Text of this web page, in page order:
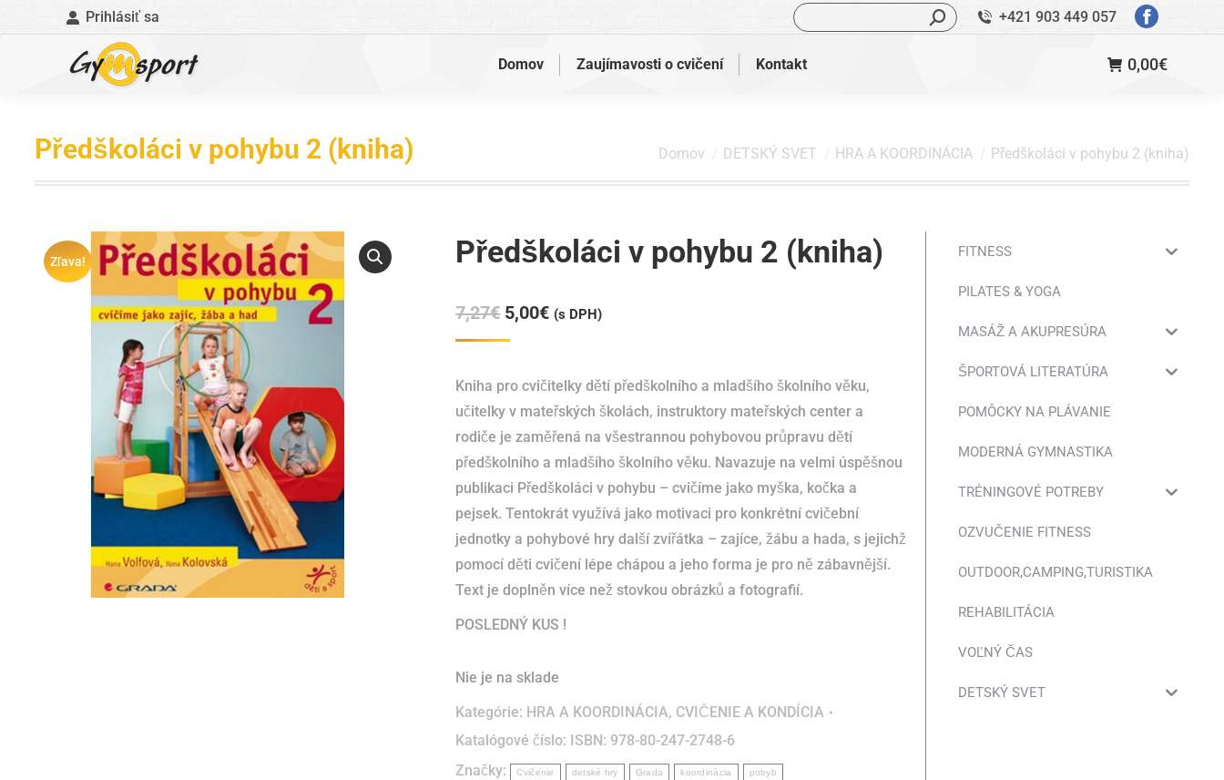
Prihlásiť sa Vyhľadávanie: +421 903 449 057
otvorí
okne
Domov Zaujímavosti o cvičení Kontakt 0,00€
Předškoláci v pohybu 2 (kniha) Nachádzate sa tu:
Domov DETSKÝ SVET HRA A KOORDINÁCIA Předškoláci v pohybu 2 (kniha)
Zľava! Předškoláci v pohybu 2 (kniha)
7,27€ Pôvodná
cena
7,27€.
5,00€Aktuálna
5,00€.
(s DPH)
Kniha pro cvičitelky dětí předškolního a mladšího školního věku,
učitelky v mateřských školách, instruktory mateřských center a
rodiče je zaměřená na všestrannou pohybovou průpravu dětí
předškolního a mladšího školního věku. Navazuje na velmi úspěšnou
publikaci Předškoláci v pohybu – cvičíme jako myška, kočka a
pejsek. Tentokrát využívá jako motivaci pro konkrétní cvičební
jednotky a pohybové hry další zvířátka – zajíce, žábu a hada, s jejichž
pomocí děti cvičení lépe chápou a jeho forma je pro ně zábavnější.
Text je doplněn více než stovkou obrázků a fotografií.
POSLEDNÝ KUS !
Nie je na sklade
Kategórie: HRA A KOORDINÁCIA, CVIČENIE A KONDÍCIA
Katalógové číslo: ISBN: 978-80-247-2748-6
Značky:
Cvičenie detské hry Grada koordinácia pobyb
FITNESS
PILATES & YOGA
MASÁŽ A AKUPRESÚRA
ŠPORTOVÁ LITERATÚRA
POMÔCKY NA PLÁVANIE
MODERNÁ GYMNASTIKA
TRÉNINGOVÉ POTREBY
OZVUČENIE FITNESS
OUTDOOR,CAMPING,TURISTIKA
REHABILITÁCIA
VOĽNÝ ČAS
DETSKÝ SVET